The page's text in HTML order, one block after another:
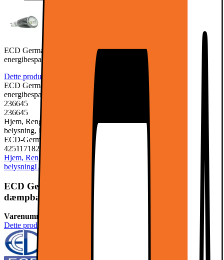
ECD Germany 20-Pack GU10 LED COB Spot 9W dæmpbare
energibesparende lampe ca. 466
Dette produkt er endnu ikke blevet bedømt.
ECD Germany 20-Pack GU10 LED COB Spot 9W dæmpbare
energibesparende lampe ca. 466
236645
236645
Hjem, Rengøring & Køkkenudstyr, El & belysning, Lamper &
belysning, LED-pære & elpære
ECD-Germany
4251171821215
Hjem, Rengøring & Køkkenudstyr
El & belysning
belysningLED-pære & elpære
ECD Germany 20-Pack GU10 LED COB Spot 9W
dæmpbare energibesparende lampe ca. 466
Varenummer:
Dette produkt er endnu ikke blevet bedømt.